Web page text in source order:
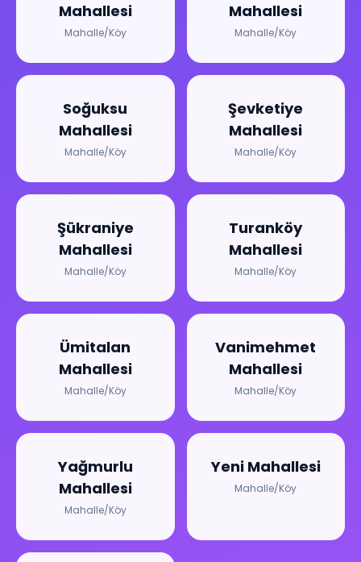
Mahallesi
Mahalle/Köy
Mahallesi
Mahalle/Köy
Soğuksu
Mahallesi
Mahalle/Köy
Şevketiye
Mahallesi
Mahalle/Köy
Şükraniye
Mahallesi
Mahalle/Köy
Turanköy
Mahallesi
Mahalle/Köy
Ümitalan
Mahallesi
Mahalle/Köy
Vanimehmet
Mahallesi
Mahalle/Köy
Yağmurlu
Mahallesi
Mahalle/Köy
Yeni Mahallesi
Mahalle/Köy